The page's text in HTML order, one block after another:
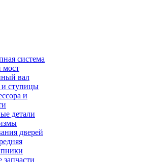
система
мост
вал
и ступицы
и
детали
дверей